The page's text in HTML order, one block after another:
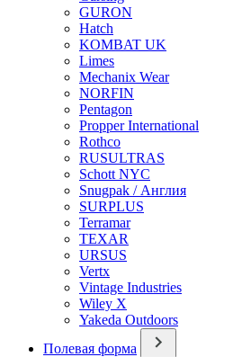
GURON
Hatch
KOMBAT UK
Limes
Mechanix Wear
NORFIN
Pentagon
Propper International
Rothco
RUSULTRAS
Schott NYC
Snugpak / Англия
SURPLUS
Terramar
TEXAR
URSUS
Vertx
Vintage Industries
Wiley X
Yakeda Outdoors
Полевая форма